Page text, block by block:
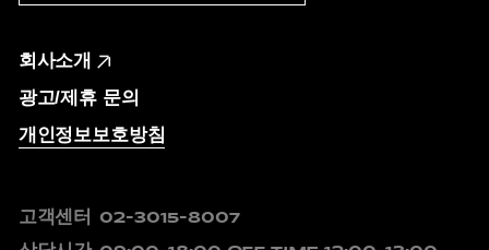
회사소개
광고/제휴 문의
개인정보보호방침
고객센터 02-3015-8007